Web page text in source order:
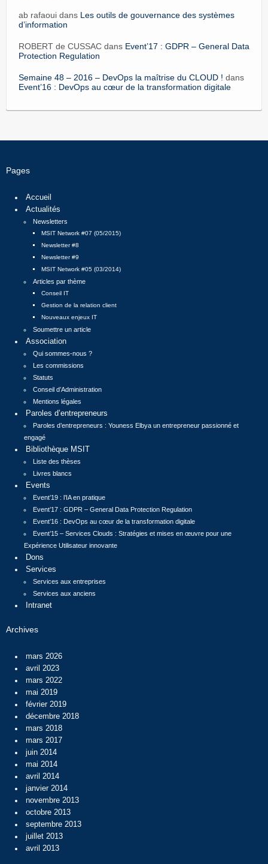
ab rafaoui dans Les outils de gouvernance des systèmes
d’information
ROBERT de CUSSAC dans Event’17 : GDPR – General Data
Protection Regulation
Semaine 48 – 2016 – DevOps la maîtrise du CLOUD ! dans
Event’16 : DevOps au cœur de la transformation digitale
Pages
Accueil
Actualités
Newsletters
MSIT Network #07 (05/2015)
Newsletter #8
Newsletter #9
MSIT Network #05 (03/2014)
Articles par thème
Conseil IT
Gestion de la relation client
Nouveaux enjeux IT
Soumettre un article
Association
Qui sommes-nous ?
Les commissions
Statuts
Conseil d’Administration
Mentions légales
Paroles d’entrepreneurs
Paroles d’entrepreneurs : Youness Elbya un entrepreneur passionné et
engagé
Bibliothèque MSIT
Liste des thèses
Livres blancs
Events
Event’19 : l’IA en pratique
Event’17 : GDPR – General Data Protection Regulation
Event’16 : DevOps au cœur de la transformation digitale
Event’15 – Services Clouds : Stratégies et mises en œuvre pour une
Expérience Utilisateur innovante
Dons
Services
Services aux entreprises
Services aux anciens
Intranet
Archives
mars 2026
avril 2023
mars 2022
mai 2019
février 2019
décembre 2018
mars 2018
mars 2017
juin 2014
mai 2014
avril 2014
janvier 2014
novembre 2013
octobre 2013
septembre 2013
juillet 2013
avril 2013